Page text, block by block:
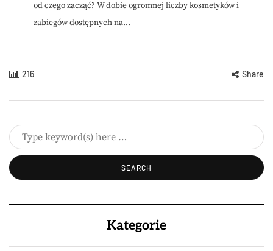
od czego zacząć? W dobie ogromnej liczby kosmetyków i
zabiegów dostępnych na...
216 Share
Kategorie